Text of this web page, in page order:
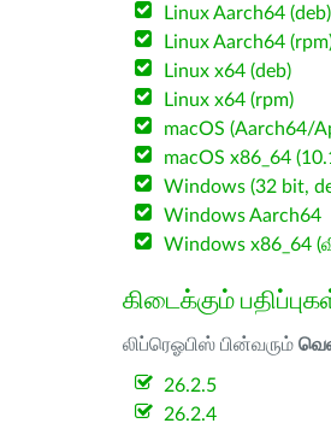
Linux Aarch64 (deb)
Linux Aarch64
Linux x64 (deb)
Linux x64 (rpm)
macOS (Aarch64/
macOS x86_64
Windows (32 bit,
Windows Aarch64
Windows x86_64
கிடைக்கும்
லிப்ரெஓபிஸ் பின்வரும்
26.2.5
26.2.4